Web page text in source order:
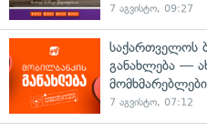
7 აგვისტო, 09:27
საქართველოს
განახლება —
7 აგვისტო, 07:12